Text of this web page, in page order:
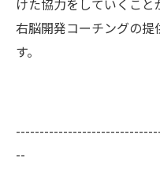
けた協力をしていくこと
右脳開発コーチングの
す。
--